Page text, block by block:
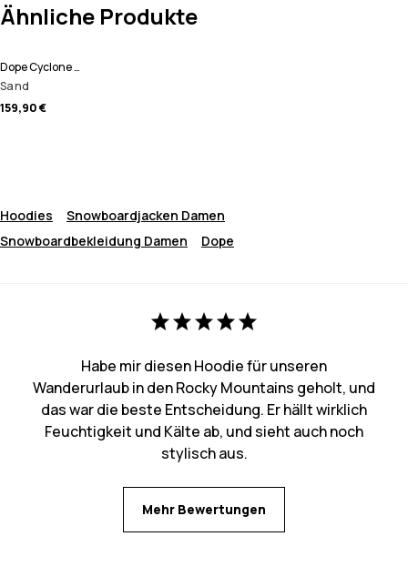
Ähnliche Produkte
Dope Cyclone W 22 Snowboardjacke Damen
Sand
159,90 €
Hoodies
Snowboardjacken Damen
Snowboardbekleidung Damen
Dope
Habe mir diesen Hoodie für unseren
Wanderurlaub in den Rocky Mountains geholt, und
das war die beste Entscheidung. Er hällt wirklich
Feuchtigkeit und Kälte ab, und sieht auch noch
stylisch aus.
Mehr Bewertungen